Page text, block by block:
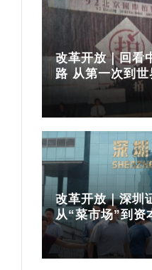
改革开放｜回看
路 从第一次到世
改革开放｜深圳
从“菜市场”到资